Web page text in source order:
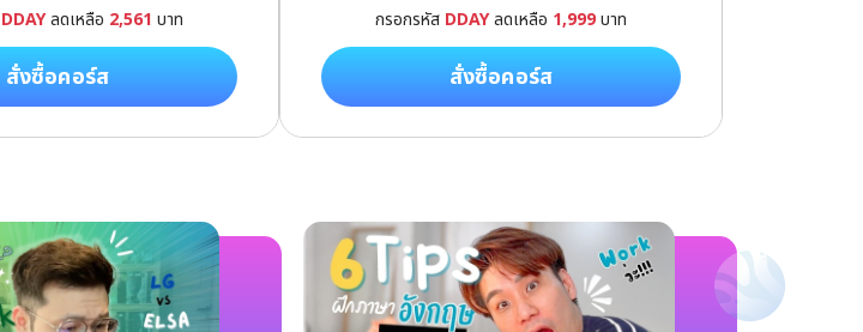
DDAYลดเหลือ 2,561 บาท
สั่งซื้อคอร์ส
กรอกรหัส DDAYลดเหลือ 1,999บาท
สั่งซื้อคอร์ส